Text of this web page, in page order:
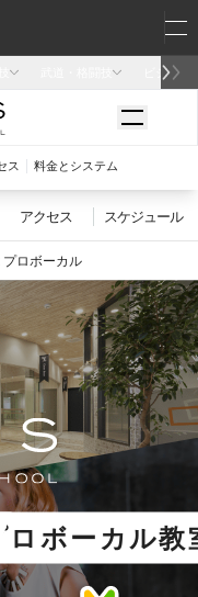
アクセス スケジュール
プロボーカル
ロボーカル教